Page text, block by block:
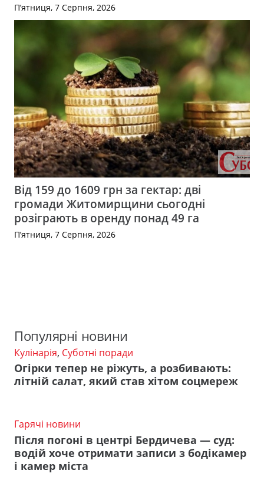
П’ятниця, 7 Серпня, 2026
Від 159 до 1609 грн за гектар: дві
громади Житомирщини сьогодні
розіграють в оренду понад 49 га
П’ятниця, 7 Серпня, 2026
Популярні новини
Кулінарія, Суботні поради
Огірки тепер не ріжуть, а розбивають:
літній салат, який став хітом соцмереж
Гарячі новини
Після погоні в центрі Бердичева — суд:
водій хоче отримати записи з бодікамер
і камер міста